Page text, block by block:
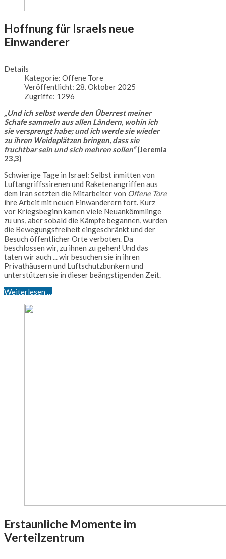
Hoffnung für Israels neue
Einwanderer
Details
Kategorie: Offene Tore
Veröffentlicht: 28. Oktober 2025
Zugriffe: 1296
„Und ich selbst werde den Überrest meiner
Schafe sammeln aus allen Ländern, wohin ich
sie versprengt habe; und ich werde sie wieder
zu ihren Weideplätzen bringen, dass sie
fruchtbar sein und sich mehren sollen“(Jeremia
23,3)
Schwierige Tage in Israel: Selbst inmitten von
Luftangriffssirenen und Raketenangriffen aus
dem Iran setzten die Mitarbeiter von Offene Tore
ihre Arbeit mit neuen Einwanderern fort. Kurz
vor Kriegsbeginn kamen viele Neuankömmlinge
zu uns, aber sobald die Kämpfe begannen, wurden
die Bewegungsfreiheit eingeschränkt und der
Besuch öffentlicher Orte verboten. Da
beschlossen wir, zu ihnen zu gehen! Und das
taten wir auch ... wir besuchen sie in ihren
Privathäusern und Luftschutzbunkern und
unterstützen sie in dieser beängstigenden Zeit.
Weiterlesen …
Erstaunliche Momente im
Verteilzentrum